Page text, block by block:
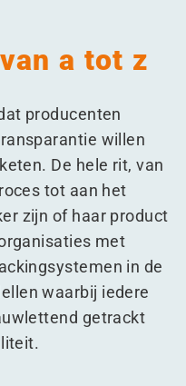
a tot z
producenten
willen
De hele rit, van
tot aan het
zijn of haar product
met
in de
waarbij iedere
getrackt